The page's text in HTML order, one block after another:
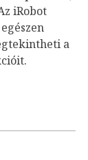
iRobot
a